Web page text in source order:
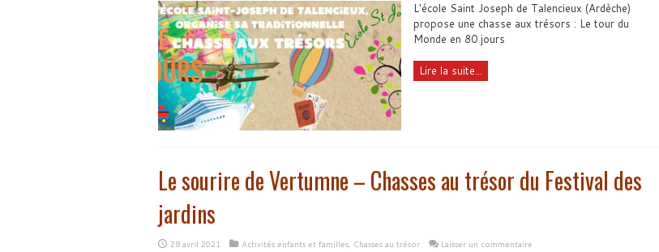
L'école Saint Joseph de Talencieux (Ardèche)
propose une chasse aux trésors : Le tour du
Monde en 80 jours
Lire la suite...
Le sourire de Vertumne – Chasses au trésor du Festival des
jardins
28 avril 2021 Activités enfants et familles, Chasses au trésor Laisser un commentaire